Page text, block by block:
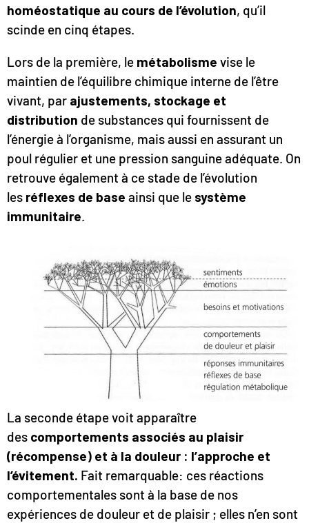
homéostatique au cours de l’évolution, qu’il
scinde en cinq étapes.
Lors de la première, le métabolisme vise le
maintien de l’équilibre chimique interne de l’être
vivant, par ajustements, stockage et
distribution de substances qui fournissent de
l’énergie à l’organisme, mais aussi en assurant un
poul régulier et une pression sanguine adéquate. On
retrouve également à ce stade de l’évolution
les réflexes de base ainsi que le système
immunitaire.
La seconde étape voit apparaître
des comportements associés au plaisir
(récompense) et à la douleur : l’approche et
l’évitement. Fait remarquable: ces réactions
comportementales sont à la base de nos
expériences de douleur et de plaisir ; elles n’en sont